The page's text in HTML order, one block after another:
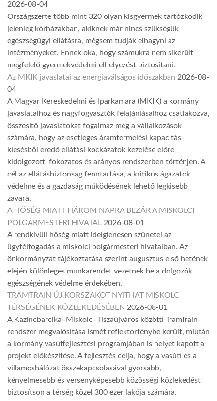
2026-08-04
Országszerte több mint 320 olyan kisgyermek tartózkodik
jelenleg kórházakban, akiknek már nincs szükségük
egészségügyi ellátásra, mégsem tudják elhagyni az
intézményeket. Ennek oka, hogy számukra nem sikerült
megfelelő gyermekvédelmi elhelyezést biztosítani.
Az MKIK javaslatai az energiaválságos időszakban 2026-08-
04
A Magyar Kereskedelmi és Iparkamara (MKIK) a kormány
javaslataihoz és nagyfogyasztók felajánlásaihoz csatlakozva,
összesítő javaslatokat fogalmaz meg a vállalkozások
számára, hogy az esetleges áramtermelési kapacitás-
kiesésből eredő ellátási kockázatok kezelése előre
kidolgozott, fokozatos és arányos rendszerben történjen. A
cél az ellátásbiztonság fenntartása, a kritikus ágazatok
védelme és a gazdaság működésének lehető legkisebb
zavara.
A HŐSÉG MIATT HÁROM NAPRA BEZÁR A MISKOLCI
POLGÁRMESTERI HIVATAL 2026-08-01
A rendkívüli hőség miatt ideiglenesen szünetel az
ügyfélfogadás a miskolci polgármesteri hivatalban. Az
önkormányzat tájékoztatása szerint augusztus első hetének
elején különleges munkarendet vezetnek be a dolgozók
egészségének védelme érdekében.
TRAMTRAIN ÚJ KORSZAKOT NYITHAT MISKOLC
TÉRSÉGÉNEK KÖZLEKEDÉSÉBEN 2026-08-01
A Kazincbarcika–Miskolc–Tiszaújváros közötti TramTrain-
rendszer megvalósítása ismét reflektorfénybe került, miután
a kormány vasútfejlesztési programjában is helyet kapott a
projekt előkészítése. A fejlesztés célja, hogy a vasúti és a
villamoshálózat összekapcsolásával gyorsabb,
kényelmesebb és versenyképesebb közösségi közlekedést
biztosítson a térség közel 300 ezer lakója számára.